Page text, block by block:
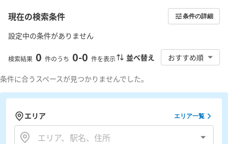
現在の検索条件 条件の詳細
設定中の条件がありません
検索結果 0 件のうち 0-0 件を表示 並べ替え おすすめ順
条件に合うスペースが見つかりませんでした。
エリア エリア一覧